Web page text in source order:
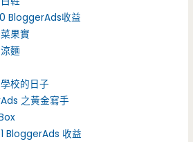
BloggerAds收益
果實
麵
校的日子
之黃金寫手
BloggerAds 收益